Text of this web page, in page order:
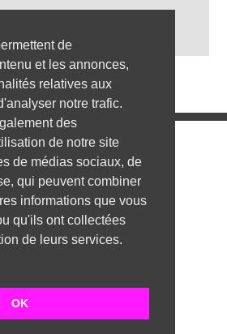
de
et les annonces,
relatives aux
notre trafic.
des
de notre site
de médias sociaux, de
qui peuvent combiner
informations que vous
qu'ils ont collectées
de leurs services.
OK
Emplois
par secteur
Emplois par ville
par entreprise
Mentions Légales